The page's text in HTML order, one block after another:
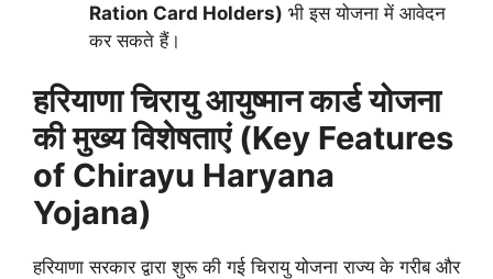
Ration Card Holders) भी इस योजना में आवेदन
कर सकते हैं।
हरियाणा चिरायु आयुष्मान कार्ड योजना
की मुख्य विशेषताएं (Key Features
of Chirayu Haryana
Yojana)
हरियाणा सरकार द्वारा शुरू की गई चिरायु योजना राज्य के गरीब और